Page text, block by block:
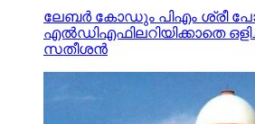
ലേബര്‍ കോഡും പിഎം ശ്രീ
എല്‍ഡിഎഫിലറിയിക്കാതെ
സതീശന്‍